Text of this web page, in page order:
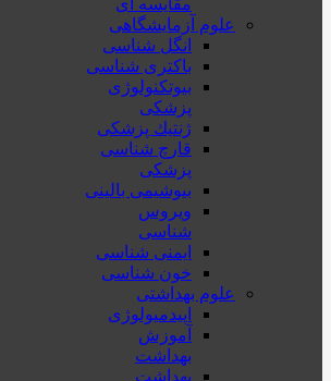
مقایسه ای
علوم آزمایشگاهی
انگل شناسی
باکتری شناسی
بیوتکنولوژی
پزشکی
ژنتيك پزشکی
قارچ شناسی
پزشكی
بیوشیمی بالینی
ویروس
شناسی
ایمنی شناسی
خون شناسی
علوم بهداشتی
اپیدمیولوژی
آموزش
بهداشت
بهداشت